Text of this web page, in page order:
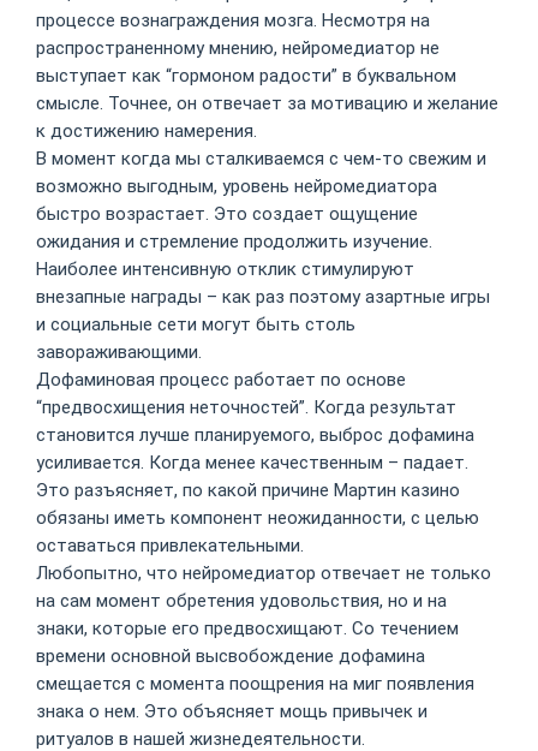
процессе вознаграждения мозга. Несмотря на
распространенному мнению, нейромедиатор не
выступает как “гормоном радости” в буквальном
смысле. Точнее, он отвечает за мотивацию и желание
к достижению намерения.
В момент когда мы сталкиваемся с чем-то свежим и
возможно выгодным, уровень нейромедиатора
быстро возрастает. Это создает ощущение
ожидания и стремление продолжить изучение.
Наиболее интенсивную отклик стимулируют
внезапные награды – как раз поэтому азартные игры
и социальные сети могут быть столь
завораживающими.
Дофаминовая процесс работает по основе
“предвосхищения неточностей”. Когда результат
становится лучше планируемого, выброс дофамина
усиливается. Когда менее качественным – падает.
Это разъясняет, по какой причине Мартин казино
обязаны иметь компонент неожиданности, с целью
оставаться привлекательными.
Любопытно, что нейромедиатор отвечает не только
на сам момент обретения удовольствия, но и на
знаки, которые его предвосхищают. Со течением
времени основной высвобождение дофамина
смещается с момента поощрения на миг появления
знака о нем. Это объясняет мощь привычек и
ритуалов в нашей жизнедеятельности.